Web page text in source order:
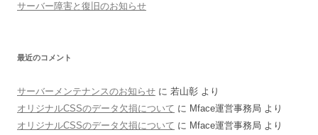
サーバー障害と復旧のお知らせ
最近のコメント
サーバーメンテナンスのお知らせ に 若山彰 より
オリジナルCSSのデータ欠損について に Mface運営事務局 より
オリジナルCSSのデータ欠損について に Mface運営事務局 より